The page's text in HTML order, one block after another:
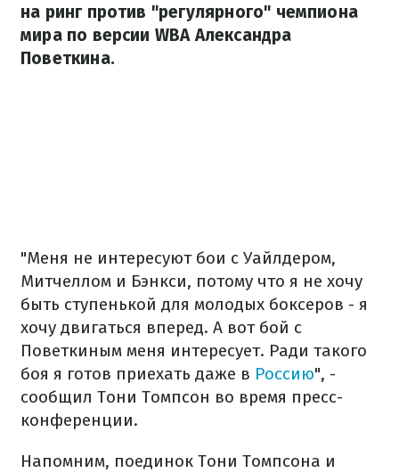
на ринг против "регулярного" чемпиона
мира по версии WBA Александра
Поветкина.
"Меня не интересуют бои с Уайлдером,
Митчеллом и Бэнкси, потому что я не хочу
быть ступенькой для молодых боксеров - я
хочу двигаться вперед. А вот бой с
Поветкиным меня интересует. Ради такого
боя я готов приехать даже в Россию", -
сообщил Тони Томпсон во время пресс-
конференции.
Напомним, поединок Тони Томпсона и